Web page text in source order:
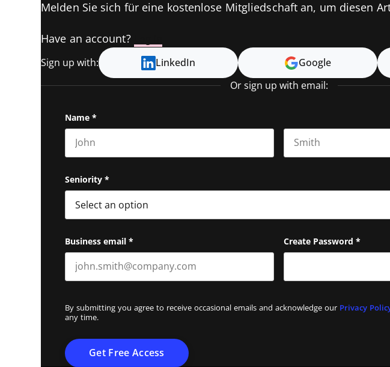
Melden Sie sich für eine kostenlose Mitgliedschaft an, um diesen
Have an account?
Sign up with: LinkedIn Google
Or sign up with email:
Name *
Seniority *
Business email * Create Password *
By submitting you agree to receive occasional emails and acknowledge our Privacy
any time.